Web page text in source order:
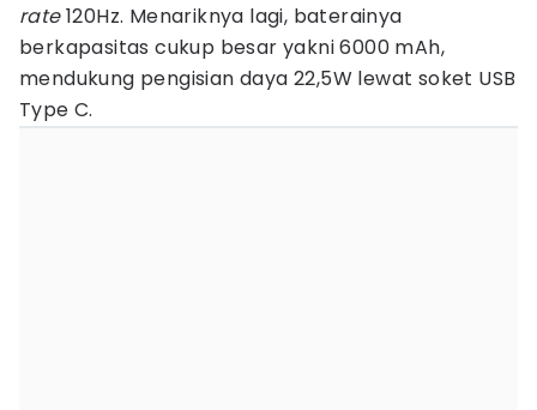
rate120Hz. Menariknya lagi, baterainya
berkapasitas cukup besar yakni 6000 mAh,
mendukung pengisian daya 22,5W lewat soket USB
Type C.